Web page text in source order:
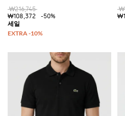
₩216,745
₩108,372
-50%